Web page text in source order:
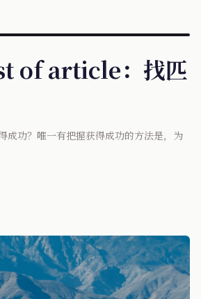
of article：找匹
成功？唯一有把握获得成功的方法是，为